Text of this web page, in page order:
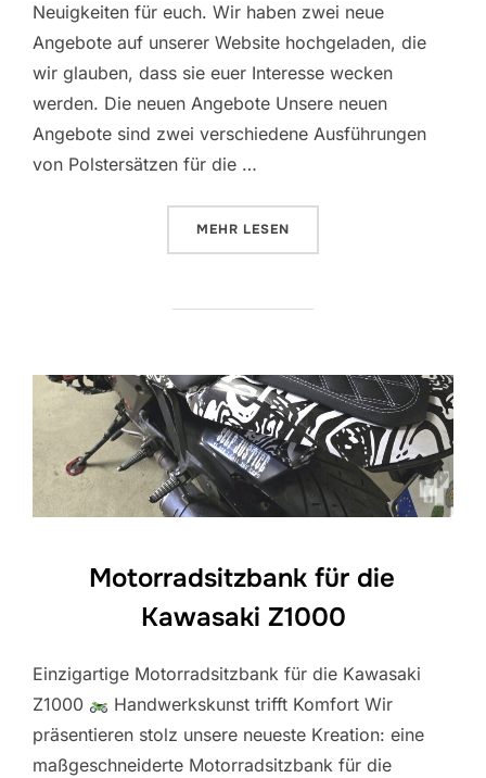
Neuigkeiten für euch. Wir haben zwei neue
Angebote auf unserer Website hochgeladen, die
wir glauben, dass sie euer Interesse wecken
werden. Die neuen Angebote Unsere neuen
Angebote sind zwei verschiedene Ausführungen
von Polstersätzen für die …
MEHR ÜBER „NEUE BMW R1300GS
LESEN
Motorradsitzbank für die
Kawasaki Z1000
Einzigartige Motorradsitzbank für die Kawasaki
Z1000
Handwerkskunst trifft Komfort Wir
präsentieren stolz unsere neueste Kreation: eine
maßgeschneiderte Motorradsitzbank für die